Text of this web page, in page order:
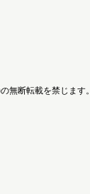
無断転載を禁じます。